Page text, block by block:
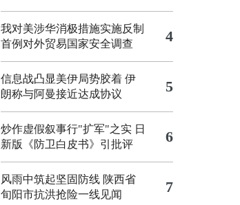
我对美涉华消极措施实施反制
首例对外贸易国家安全调查
4
信息战凸显美伊局势胶着 伊
朗称与阿曼接近达成协议
5
炒作虚假叙事行"扩军"之实 日
新版《防卫白皮书》引批评
6
风雨中筑起坚固防线 陕西省
旬阳市抗洪抢险一线见闻
7